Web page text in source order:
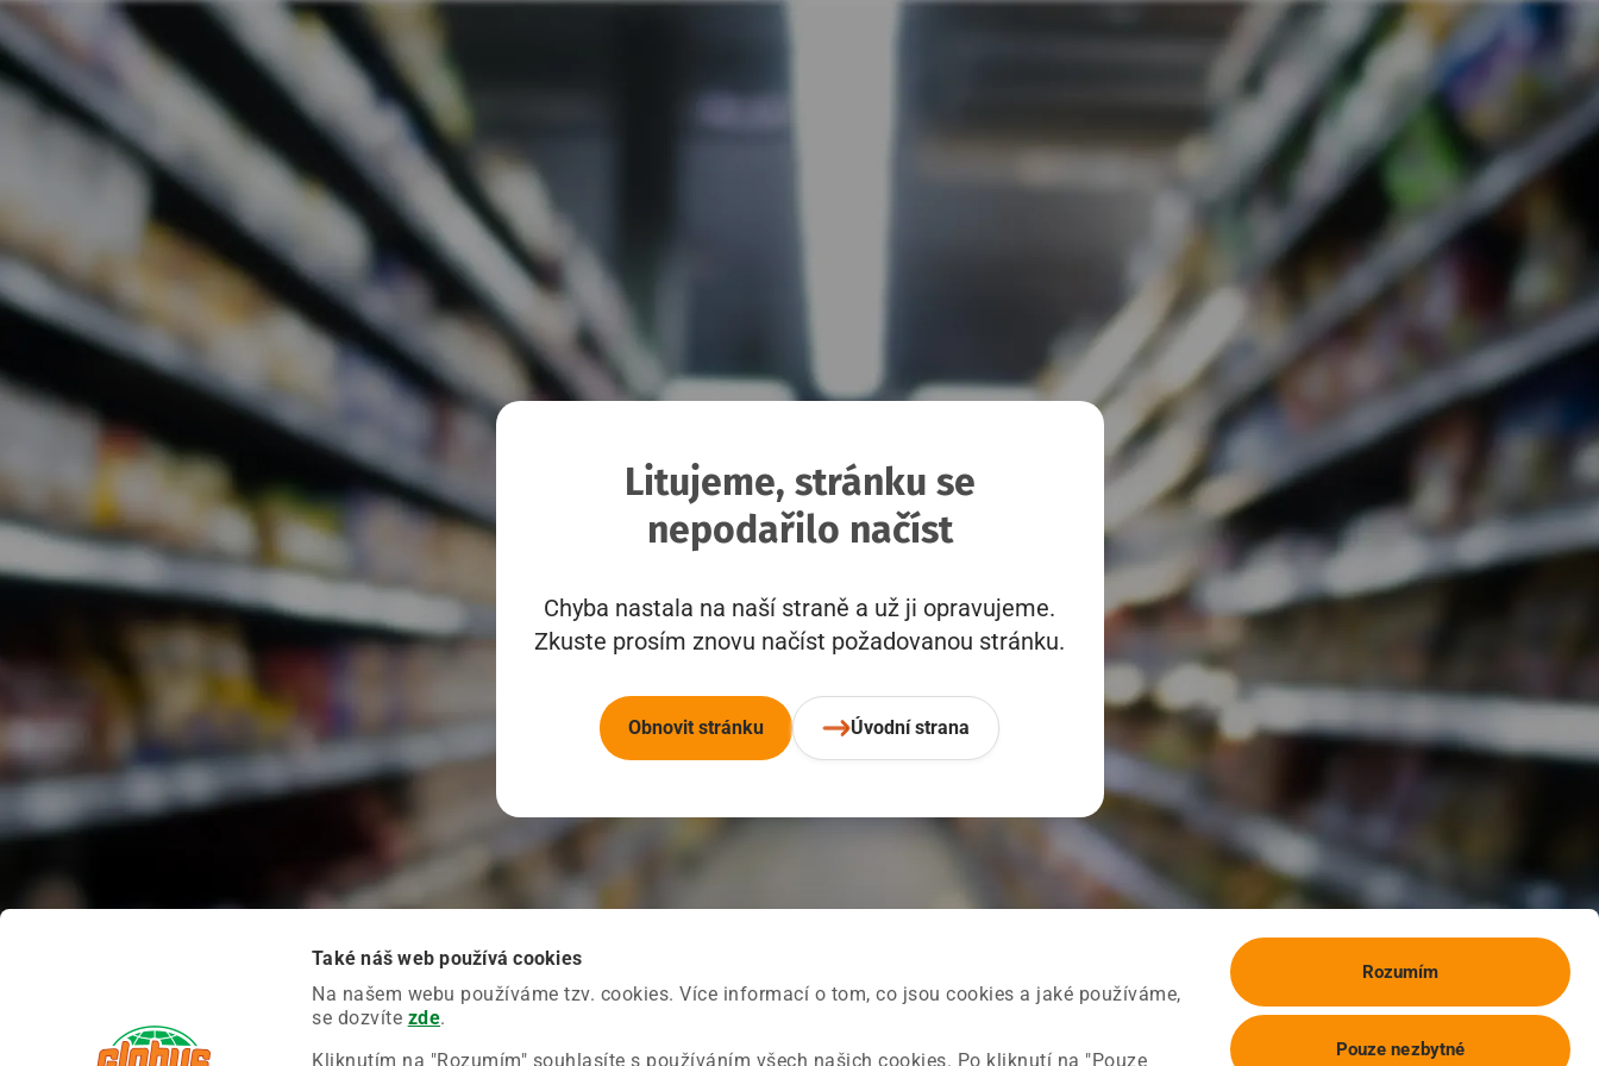
Také náš web používá cookies
Na našem webu používáme tzv. cookies. Více informací o tom, co jsou cookies a jaké používáme,
se dozvíte zde.
Kliknutím na "Rozumím" souhlasíte s používáním všech našich cookies. Po kliknutí na "Pouze
Rozumím
Pouze nezbytné
Litujeme, stránku se
nepodařilo načíst
Chyba nastala na naší straně a už ji opravujeme.
Zkuste prosím znovu načíst požadovanou stránku.
Obnovit stránku Úvodní strana